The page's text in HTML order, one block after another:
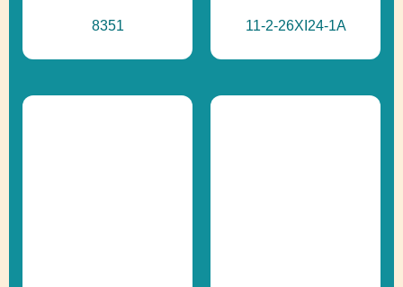
8351 11-2-26XI24-1A